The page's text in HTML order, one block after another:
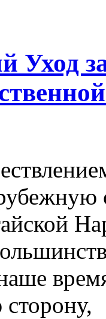
Уход